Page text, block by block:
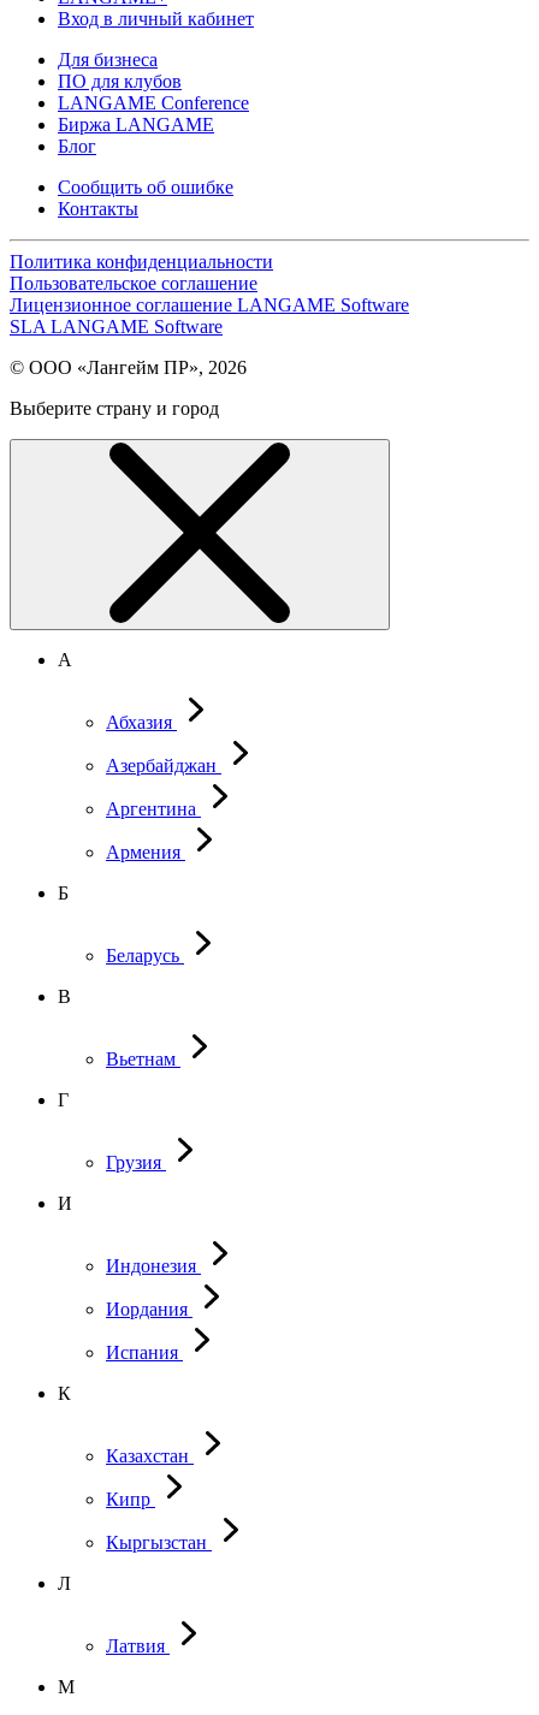
Вход в личный кабинет
Для бизнеса
ПО для клубов
LANGAME Conference
Биржа LANGAME
Блог
Сообщить об ошибке
Контакты
Политика конфиденциальности
Пользовательское соглашение
Лицензионное соглашение LANGAME Software
SLA LANGAME Software
© ООО «Лангейм ПР», 2026
Выберите страну и город
А
Абхазия
Азербайджан
Аргентина
Армения
Б
Беларусь
В
Вьетнам
Г
Грузия
И
Индонезия
Иордания
Испания
К
Казахстан
Кипр
Кыргызстан
Л
Латвия
М